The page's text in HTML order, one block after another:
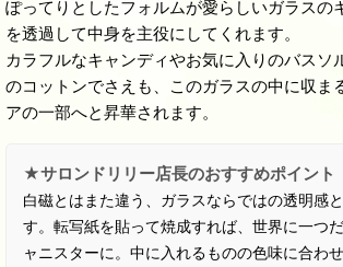
ぽってりとしたフォルムが愛らしいガラスの
を透過して中身を主役にしてくれます。
カラフルなキャンディやお気に入りのバスソ
のコットンでさえも、このガラスの中に収ま
アの一部へと昇華されます。
★サロンドリリー店長のおすすめポイント
白磁とはまた違う、ガラスならではの透明感
す。転写紙を貼って焼成すれば、世界に一つ
ャニスターに。中に入れるものの色味に合わ